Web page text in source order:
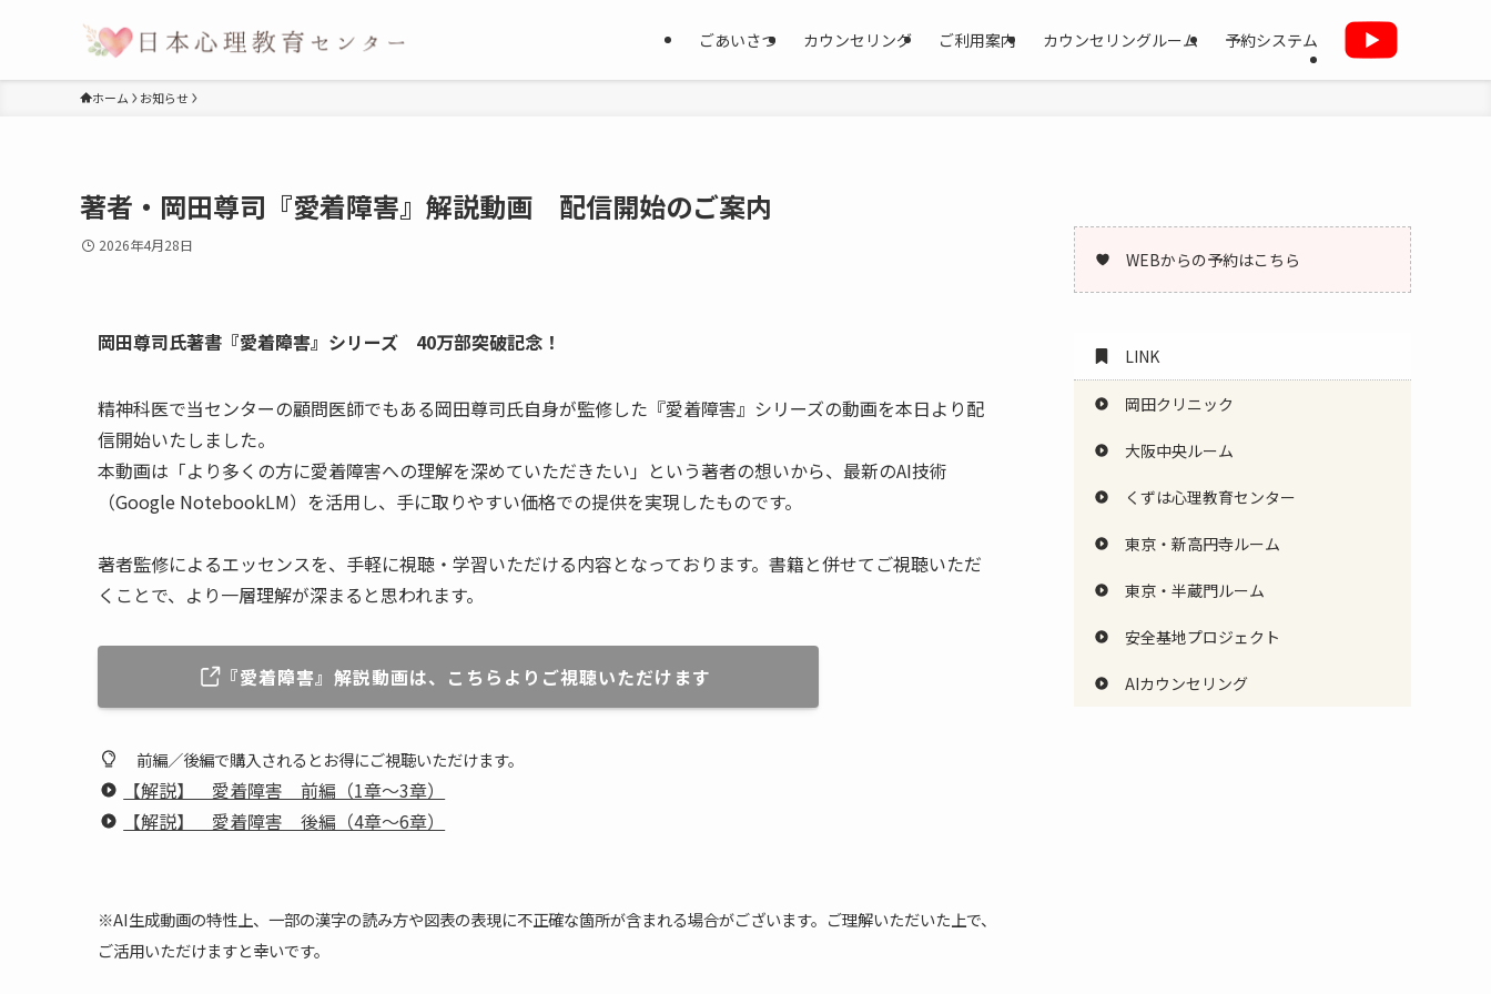
ごあいさつ カウンセリング ご利用案内 カウンセリングルーム 予約システム
ホーム お知らせ
著者・岡田尊司『愛着障害』解説動画 配信開始のご案内
2026年4月28日
岡田尊司氏著書『愛着障害』シリーズ 40万部突破記念！
精神科医で当センターの顧問医師でもある岡田尊司氏自身が監修した『愛着障害』シリーズの動画を本日より配
信開始いたしました。
本動画は「より多くの方に愛着障害への理解を深めていただきたい」という著者の想いから、最新のAI技術
（Google NotebookLM）を活用し、手に取りやすい価格での提供を実現したものです。
著者監修によるエッセンスを、手軽に視聴・学習いただける内容となっております。書籍と併せてご視聴いただ
くことで、より一層理解が深まると思われます。
『愛着障害』解説動画は、こちらよりご視聴いただけます
前編／後編で購入されるとお得にご視聴いただけます。
【解説】 愛着障害 前編（1章～3章）
【解説】 愛着障害 後編（4章～6章）
※AI生成動画の特性上、一部の漢字の読み方や図表の表現に不正確な箇所が含まれる場合がございます。ご理解いただいた上で、
ご活用いただけますと幸いです。
WEBからの予約はこちら
LINK
岡田クリニック
大阪中央ルーム
くずは心理教育センター
東京・新高円寺ルーム
東京・半蔵門ルーム
安全基地プロジェクト
AIカウンセリング